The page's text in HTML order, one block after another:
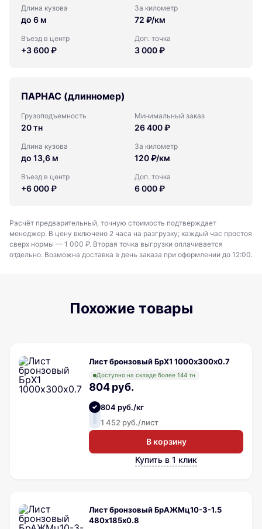
Длина кузова
до 6 м
За километр
72 ₽/км
Въезд в центр
+3 600 ₽
Доп. точка
3 000 ₽
ПАРНАС (длинномер)
Грузоподъемность
20 тн
Минимальный заказ
26 400 ₽
Длина кузова
до 13,6 м
За километр
120 ₽/км
Въезд в центр
+6 000 ₽
Доп. точка
6 000 ₽
Расчёт предварительный, точную стоимость подтверждает
менеджер. В цену включено 2 часа на разгрузку; каждый час простоя
сверх нормы — 1 000 ₽. Вторая точка выгрузки оплачивается
отдельно. Возможна доставка в день заказа при оформлении до 12:00.
Похожие товары
Лист бронзовый БрХ1 1000х300х0.7
Доступно на складе более 144 тн
804 руб.
804 руб./кг
1 452 руб./лист
В корзину
Купить в 1 клик
Лист бронзовый БрАЖМц10-3-1.5
480х185х0.8